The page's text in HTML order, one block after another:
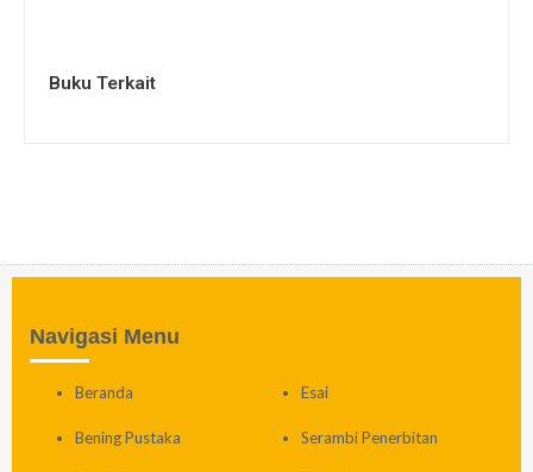
Buku Terkait
Navigasi Menu
Beranda Esai
Bening Pustaka Serambi Penerbitan